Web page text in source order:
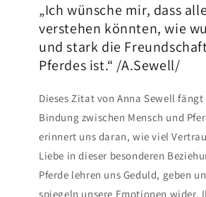
„Ich wünsche mir, dass
verstehen könnten, wie
und stark die
Pferdes ist.“ /A.Sewell/
Dieses Zitat von Anna Sewell
Bindung zwischen Mensch und
erinnert uns daran, wie viel
Liebe in dieser besonderen
Pferde lehren uns Geduld, geben
spiegeln unsere Emotionen wider.